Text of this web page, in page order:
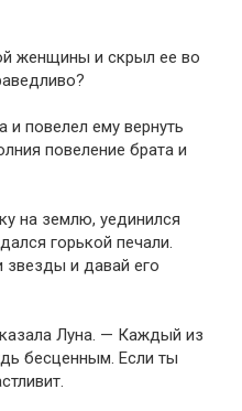
женщины и скрыл ее во
повелел ему вернуть
повеление брата и
на землю, уединился
горькой печали.
звезды и давай его
Луна. — Каждый из
бесценным. Если ты